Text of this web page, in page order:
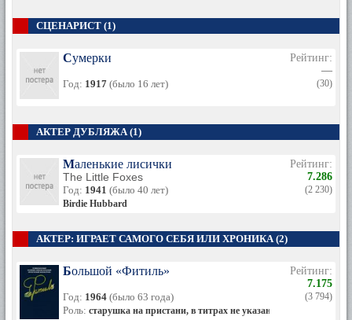
СЦЕНАРИСТ (1)
Сумерки
Год: 1917 (было 16 лет)
Рейтинг:
—
(30)
АКТЕР ДУБЛЯЖА (1)
Маленькие лисички
The Little Foxes
Год: 1941 (было 40 лет)
Birdie Hubbard
Рейтинг:
7.286
(2 230)
АКТЕР: ИГРАЕТ САМОГО СЕБЯ ИЛИ ХРОНИКА (2)
Большой «Фитиль»
Год: 1964 (было 63 года)
Роль: старушка на пристани, в титрах не указана
Рейтинг:
7.175
(3 794)